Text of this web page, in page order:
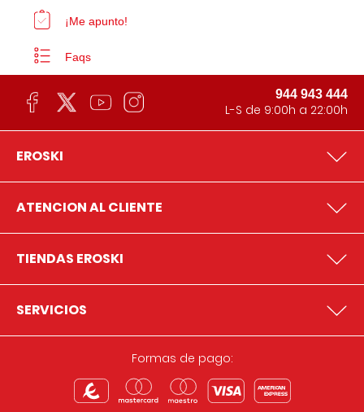
¡Me apunto!
Faqs
944 943 444
L-S de 9:00h a 22:00h
EROSKI
ATENCION AL CLIENTE
TIENDAS EROSKI
SERVICIOS
Formas de pago: